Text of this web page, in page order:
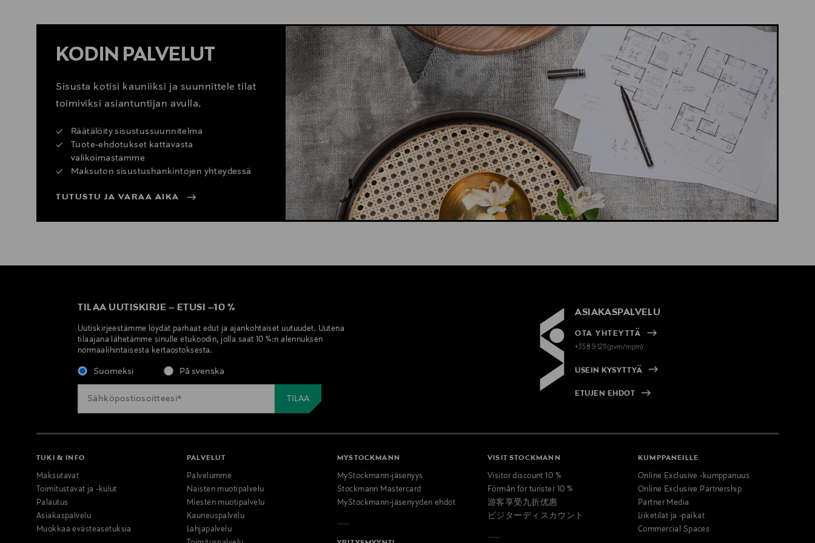
KODIN PALVELUT
Sisusta kotisi kauniiksi ja suunnittele tilat
toimiviksi asiantuntijan avulla.
Räätälöity sisustussuunnitelma
Tuote-ehdotukset kattavasta
valikoimastamme
Maksuton sisustushankintojen yhteydessä
TUTUSTU JA VARAA AIKA
TILAA UUTISKIRJE – ETUSI –10 %
Uutiskirjeestämme löydät parhaat edut ja ajankohtaiset uutuudet. Uutena
tilaajana lähetämme sinulle etukoodin, jolla saat 10 %:n alennuksen
normaalihintaisesta kertaostoksesta.
Suomeksi På svenska
ASIAKASPALVELU
OTA YHTEYTTÄ
+358 9 1211(pvm/mpm)
USEIN KYSYTTYÄ
ETUJEN EHDOT
TUKI & INFO
Maksutavat
Toimitustavat ja -kulut
Palautus
Asiakaspalvelu
Muokkaa evästeasetuksia
PALVELUT
Palvelumme
Naisten muotipalvelu
Miesten muotipalvelu
Kauneuspalvelu
Lahjapalvelu
MYSTOCKMANN
MyStockmann-jäsenyys
Stockmann Mastercard
MyStockmann-jäsenyyden ehdot
VISIT STOCKMANN
Visitor discount 10 %
Förmån för turister 10 %
游客享受九折优惠
ビジターディスカウント
KUMPPANEILLE
Online Exclusive -kumppanuus
Online Exclusive Partnership
Partner Media
Liiketilat ja -paikat
Commercial Spaces